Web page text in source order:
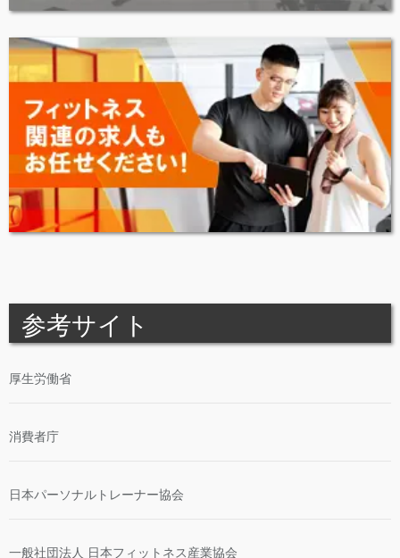
参考サイト
厚生労働省
消費者庁
日本パーソナルトレーナー協会
一般社団法人 日本フィットネス産業協会